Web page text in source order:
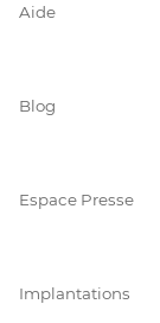
Aide
Blog
Espace Presse
Implantations